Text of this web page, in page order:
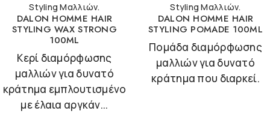
Styling Μαλλιών.
DALON HOMME HAIR
STYLING WAX STRONG
100ML
Κερί διαμόρφωσης
μαλλιών για δυνατό
κράτημα εμπλουτισμένο
με έλαια αργκάν...
Styling Μαλλιών.
DALON HOMME HAIR
STYLING POMADE 100ML
Πομάδα διαμόρφωσης
μαλλιών για δυνατό
κράτημα που διαρκεί.